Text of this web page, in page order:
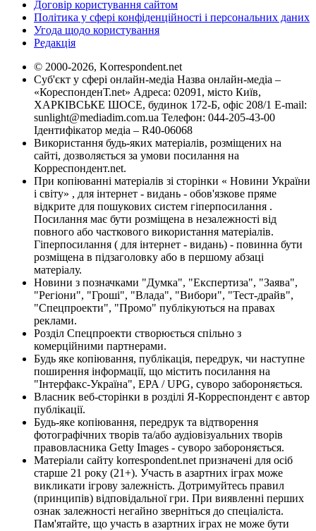
Договір користування сайтом
Політика у сфері конфіденційності і персональних даних
Угода щодо користування
Редакція
© 2000-2026, Korrespondent.net
Суб'єкт у сфері онлайн-медіа Назва онлайн-медіа –
«КореспонденТ.net» Адреса: 02091, місто Київ,
ХАРКІВСЬКЕ ШОСЕ, будинок 172-Б, офіс 208/1 E-mail:
sunlight@mediadim.com.ua Телефон: 044-205-43-00
Ідентифікатор медіа – R40-06068
Використання будь-яких матеріалів, розміщених на
сайті, дозволяється за умови посилання на
Корреспондент.net.
При копіюванні матеріалів зі сторінки « Новини України
і світу» , для інтернет - видань - обов'язкове пряме
відкрите для пошукових систем гіперпосилання .
Посилання має бути розміщена в незалежності від
повного або часткового використання матеріалів.
Гіперпосилання ( для інтернет - видань) - повинна бути
розміщена в підзаголовку або в першому абзаці
матеріалу.
Новини з позначками "Думка", "Експертиза", "Заява",
"Регіони", "Гроші", "Влада", "Вибори", "Тест-драйв",
"Спецпроекти", "Промо" публікуються на правах
реклами.
Розділ Спецпроекти створюється спільно з
комерційними партнерами.
Будь яке копіювання, публікація, передрук, чи наступне
поширення інформації, що містить посилання на
"Інтерфакс-Україна", EPA / UPG, суворо забороняється.
Власник веб-сторінки в розділі Я-Корреспондент є автор
публікації.
Будь-яке копіювання, передрук та відтворення
фотографічних творів та/або аудіовізуальних творів
правовласника Getty Images - суворо забороняється.
Матеріали сайту korrespondent.net призначені для осіб
старше 21 року (21+). Участь в азартних іграх може
викликати ігрову залежність. Дотримуйтесь правил
(принципів) відповідальної гри. При виявленні перших
ознак залежності негайно зверніться до спеціаліста.
Пам'ятайте, що участь в азартних іграх не може бути